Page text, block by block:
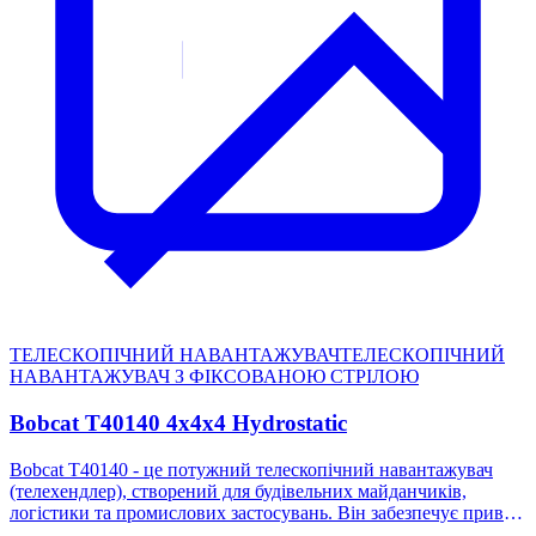
важких вантажів на висотах, недоступних для стандартного
навантажувача. Завдяки гідравлічній стрілі його можна
використовувати як кран, що робить цю техніку
багатофункціональною. Інші навісні пристрої, такі як кошик
для людей, ківш для матеріалів або бетонний бункер, - лише
кілька з багатьох аксесуарів, які можна приєднати. Отже,
незалежно від галузі чи необхідної операції, телескопічний
навантажувач є чудовим вибором для будь-якого бізнесу.
ТЕЛЕСКОПІЧНИЙ НАВАНТАЖУВАЧТЕЛЕСКОПІЧНИЙ
НАВАНТАЖУВАЧ З ФІКСОВАНОЮ СТРІЛОЮ
Bobcat T40140 4x4x4 Hydrostatic
Bobcat T40140 - це потужний телескопічний навантажувач
(телехендлер), створений для будівельних майданчиків,
логістики та промислових застосувань. Він забезпечує привід